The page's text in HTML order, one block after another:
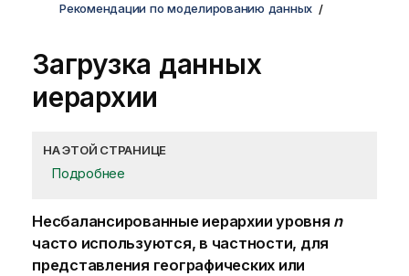
Рекомендации по моделированию данных
Загрузка данных
иерархии
НА ЭТОЙ СТРАНИЦЕ
Подробнее
Несбалансированные иерархии уровня n
часто используются, в частности, для
представления географических или